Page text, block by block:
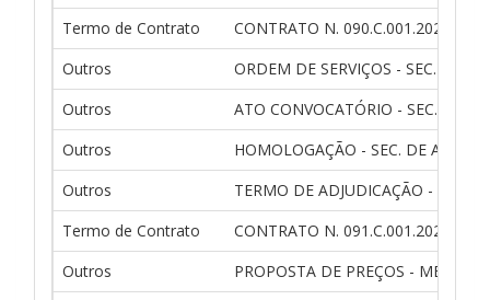
Termo de Contrato
CONTRATO N. 090.C.001.2020 -
Outros
ORDEM DE SERVIÇOS - SEC. DE
Outros
ATO CONVOCATÓRIO - SEC. DE
Outros
HOMOLOGAÇÃO - SEC. DE ADM. E
Outros
TERMO DE ADJUDICAÇÃO - SEC.
Termo de Contrato
CONTRATO N. 091.C.001.2020 -
Outros
PROPOSTA DE PREÇOS -